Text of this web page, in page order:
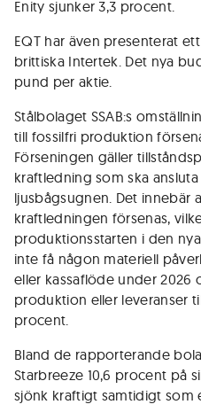
Enity sjunker 3,3 procent.
EQT har även presenterat
brittiska Intertek. Det nya
pund per aktie.
Stålbolaget SSAB:s
till fossilfri produktion
Förseningen gäller
kraftledning som ska
ljusbågsugnen. Det innebär
kraftledningen försenas,
produktionsstarten i den
inte få någon materiell
eller kassaflöde under 2026
produktion eller leveranser
procent.
Bland de rapporterande
Starbreeze 10,6 procent på
sjönk kraftigt samtidigt som